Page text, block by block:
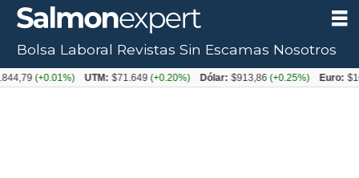
Bolsa Laboral Revistas Sin Escamas Nosotros
UTM: $71.649(+0.20%) Dólar: $913,86(+0.25%) Euro: $1053,08